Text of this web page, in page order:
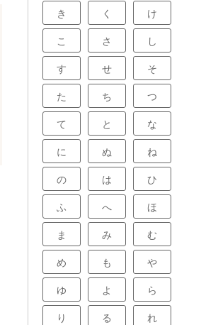
き く け
こ さ し
す せ そ
た ち つ
て と な
に ぬ ね
の は ひ
ふ へ ほ
ま み む
め も や
ゆ よ ら
り る れ